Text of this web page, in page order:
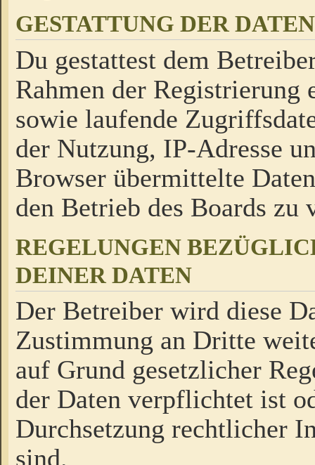
GESTATTUNG DER
Du gestattest dem
Rahmen der Registrierung
sowie laufende
der Nutzung, IP-Adresse
Browser übermittelte
den Betrieb des Boards zu
REGELUNGEN
DEINER DATEN
Der Betreiber wird diese
Zustimmung an Dritte
auf Grund gesetzlicher
der Daten verpflichtet ist
Durchsetzung rechtlicher
sind.